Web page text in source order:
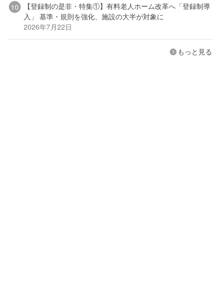
【登録制の是非・特集①】有料老人ホーム改革へ「登録制導
入」 基準・規則を強化、施設の大半が対象に
2026年7月22日
もっと見る